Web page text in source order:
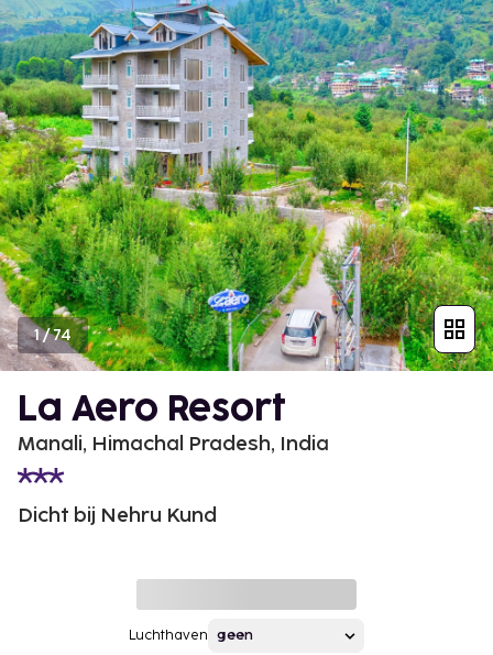
1/74
La Aero Resort
Manali, Himachal Pradesh, India
Dicht bij Nehru Kund
Luchthaven